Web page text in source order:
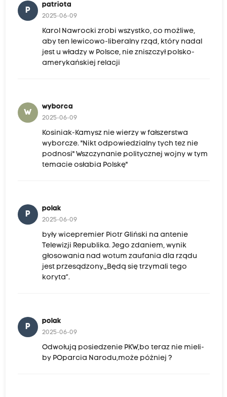
P
patriota
2025-06-09
Karol Nawrocki zrobi wszystko, co możliwe,
aby ten lewicowo-liberalny rząd, który nadal
jest u władzy w Polsce, nie zniszczył polsko-
amerykańskiej relacji
W
wyborca
2025-06-09
Kosiniak-Kamysz nie wierzy w fałszerstwa
wyborcze. "Nikt odpowiedzialny tych tez nie
podnosi" Wszczynanie politycznej wojny w tym
temacie osłabia Polskę"
P
polak
2025-06-09
były wicepremier Piotr Gliński na antenie
Telewizji Republika. Jego zdaniem, wynik
głosowania nad wotum zaufania dla rządu
jest przesądzony.„Będą się trzymali tego
koryta”.
P
polak
2025-06-09
Odwołują posiedzenie PKW,bo teraz nie mieli-
by POparcia Narodu,może póżniej ?